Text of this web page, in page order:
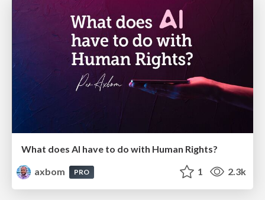
What does AI have to do with Human Rights?
axbom
PRO 1 2.3k